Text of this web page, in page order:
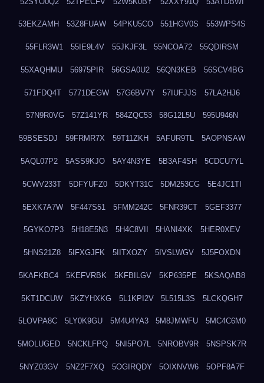
53EKZAMH 53Z8FUAW 54PKU5CO 551HGV0S 553WPS4S
55FLR3W1 55IE9L4V 55JKJF3L 55NCOA72 55QDIRSM
55XAQHMU 56975PIR 56GSA0U2 56QN3KEB 56SCV4BG
571FDQ4T 5771DEGW 57G6BV7Y 57IUFJJS 57LA2HJ6
57N9R0VG 57Z141YR 584ZQC53 58G12L5U 595U946N
59BSESDJ 59FRMR7X 59T11ZKH 5AFUR9TL 5AOPNSAW
5AQL07P2 5ASS9KJO 5AY4N3YE 5B3AF4SH 5CDCU7YL
5CWV233T 5DFYUFZ0 5DKYT31C 5DM253CG 5E4JC1TI
5EXK7A7W 5F447S51 5FMM242C 5FNR39CT 5GEF3377
5GYKO7P3 5H18E5N3 5H4C8VII 5HANI4XK 5HER0XEV
5HNS21Z8 5IFXGJFK 5IITXOZY 5IVSLWGV 5J5FOXDN
5KAFKBC4 5KEFVRBK 5KFBILGV 5KP635PE 5KSAQAB8
5KT1DCUW 5KZYHXKG 5L1KPI2V 5L515L3S 5LCKQGH7
5LOVPA8C 5LY0K9GU 5M4U4YA3 5M8JMWFU 5MC4C6M0
5MOLUGED 5NCKLFPQ 5NI5PO7L 5NROBV9R 5NSPSK7R
5NYZ03GV 5NZ2F7XQ 5OGIRQDY 5OIXNVW6 5OPF8A7F